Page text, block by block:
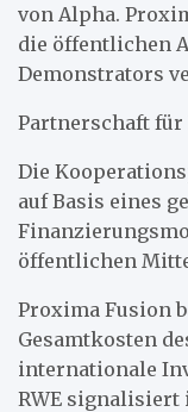
von Alpha.
die öffentlichen
Demonstrators
Partnerschaft
Die
auf Basis eines
öffentlichen
Proxima Fusion
Gesamtkosten
internationale
RWE signalisiert